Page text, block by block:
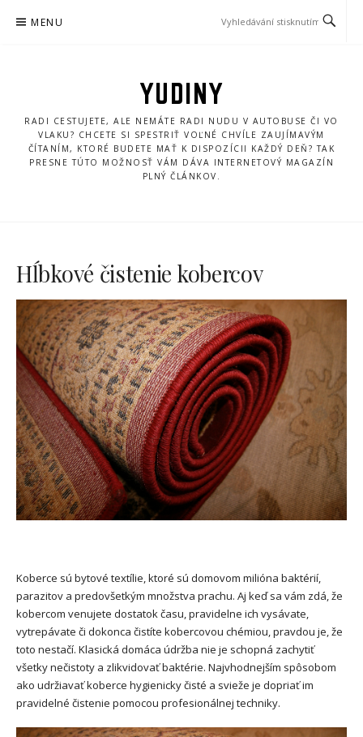
MENU
YUDINY
RADI CESTUJETE, ALE NEMÁTE RADI NUDU V AUTOBUSE ČI VO
VLAKU? CHCETE SI SPESTRIŤ VOĽNÉ CHVÍLE ZAUJÍMAVÝM
ČÍTANÍM, KTORÉ BUDETE MAŤ K DISPOZÍCII KAŽDÝ DEŇ? TAK
PRESNE TÚTO MOŽNOSŤ VÁM DÁVA INTERNETOVÝ MAGAZÍN
PLNÝ ČLÁNKOV.
Hĺbkové čistenie kobercov
Koberce sú bytové textílie, ktoré sú domovom milióna baktérií,
parazitov a predovšetkým množstva prachu. Aj keď sa vám zdá, že
kobercom venujete dostatok času, pravidelne ich vysávate,
vytrepávate či dokonca čistíte kobercovou chémiou, pravdou je, že
toto nestačí. Klasická domáca údržba nie je schopná zachytiť
všetky nečistoty a zlikvidovať baktérie. Najvhodnejším spôsobom
ako udržiavať koberce hygienicky čisté a svieže je dopriať im
pravidelné čistenie pomocou profesionálnej techniky.